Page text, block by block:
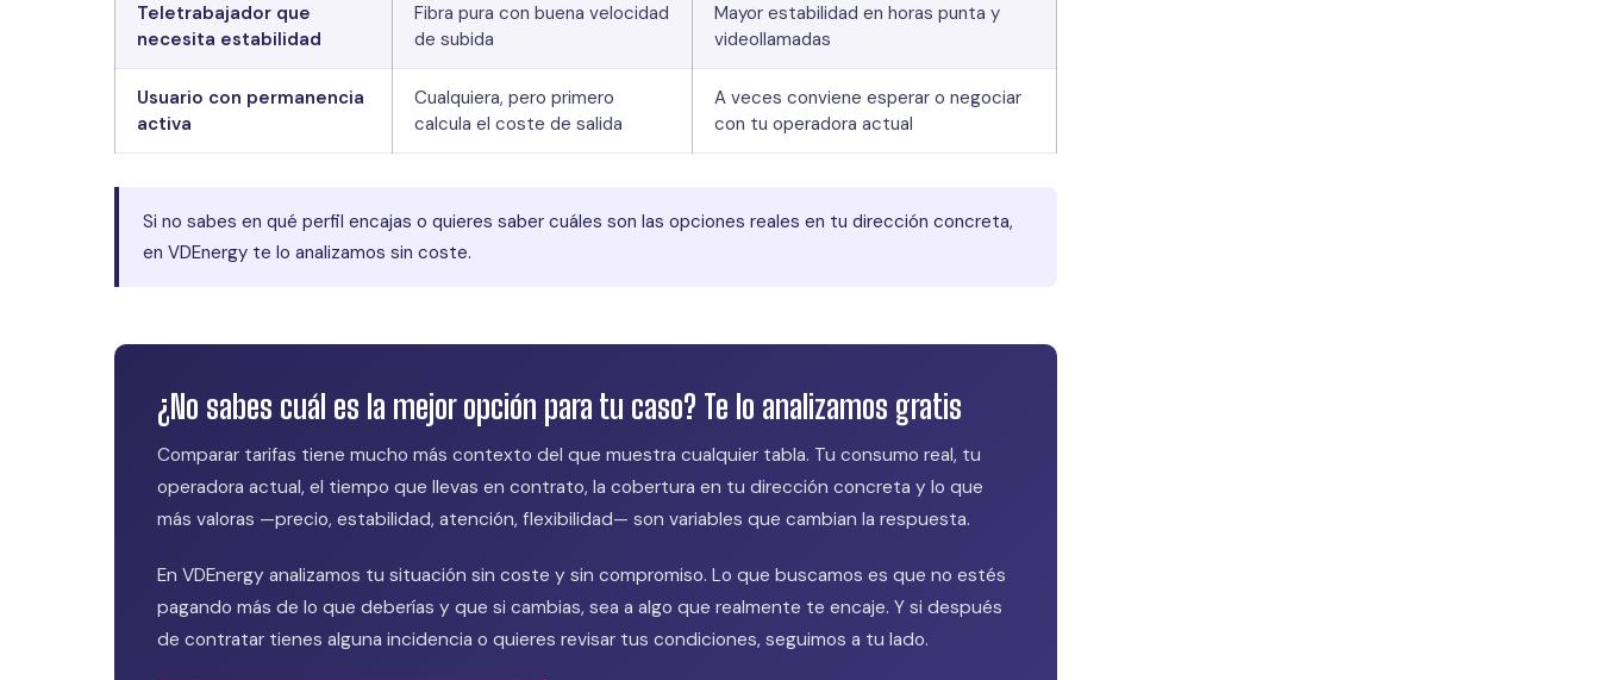
Teletrabajador que
necesita estabilidad
Fibra pura con buena velocidad
de subida
Mayor estabilidad en horas punta y
videollamadas
Usuario con permanencia
activa
Cualquiera, pero primero
calcula el coste de salida
A veces conviene esperar o negociar
con tu operadora actual
Si no sabes en qué perfil encajas o quieres saber cuáles son las opciones reales en tu dirección concreta,
en VDEnergy te lo analizamos sin coste.
¿No sabes cuál es la mejor opción para tu caso? Te lo analizamos gratis
Comparar tarifas tiene mucho más contexto del que muestra cualquier tabla. Tu consumo real, tu
operadora actual, el tiempo que llevas en contrato, la cobertura en tu dirección concreta y lo que
más valoras —precio, estabilidad, atención, flexibilidad— son variables que cambian la respuesta.
En VDEnergy analizamos tu situación sin coste y sin compromiso. Lo que buscamos es que no estés
pagando más de lo que deberías y que si cambias, sea a algo que realmente te encaje. Y si después
de contratar tienes alguna incidencia o quieres revisar tus condiciones, seguimos a tu lado.